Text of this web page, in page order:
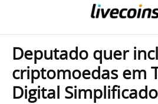
Deputado quer
criptomoedas em
Digital Simplificado